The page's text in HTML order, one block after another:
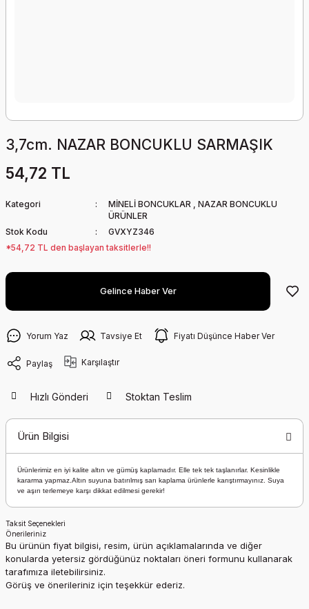
3,7cm. NAZAR BONCUKLU SARMAŞIK
54,72 TL
Kategori MİNELİ BONCUKLAR , NAZAR BONCUKLU
ÜRÜNLER
Stok Kodu
GVXYZ346
*54,72 TL den başlayan taksitlerle!!
Gelince Haber Ver
Yorum Yaz Tavsiye Et Fiyatı Düşünce Haber Ver
Paylaş Karşılaştır
Hızlı Gönderi Stoktan Teslim
Ürün Bilgisi
Ürünlerimiz en iyi kalite altın ve gümüş kaplamadır. Elle tek tek taşlanırlar. Kesinlikle
kararma yapmaz.Altın suyuna batırılmış sarı kaplama ürünlerle karıştırmayınız. Suya
ve aşırı terlemeye karşı dikkat edilmesi gerekir!
Taksit Seçenekleri
Önerileriniz
Bu ürünün fiyat bilgisi, resim, ürün açıklamalarında ve diğer
konularda yetersiz gördüğünüz noktaları öneri formunu kullanarak
tarafımıza iletebilirsiniz.
Görüş ve önerileriniz için teşekkür ederiz.